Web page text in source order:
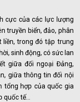
cực của các lực lượng
truyền biển, đảo, phân
liền, trong đó tập trung
sinh động, có sức lan
giữa đối ngoại Đảng,
giữa thông tin đối nội
tổng hợp của quốc gia
tế…